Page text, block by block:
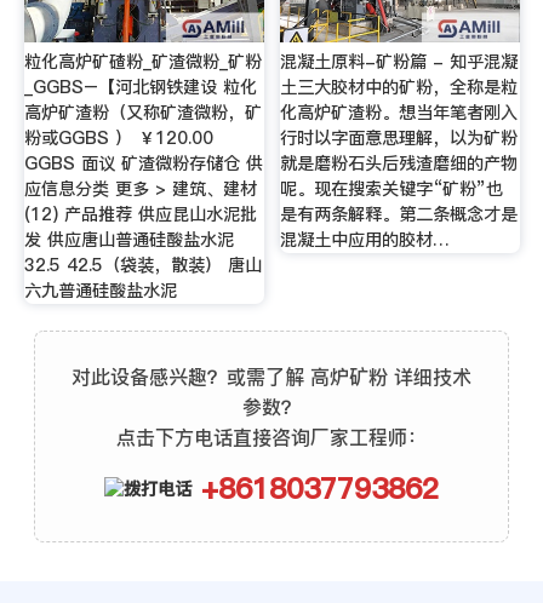
粒化高炉矿碴粉_矿渣微粉_矿粉
_GGBS–【河北钢铁建设 粒化
高炉矿渣粉（又称矿渣微粉，矿
粉或GGBS ） ￥120.00
GGBS 面议 矿渣微粉存储仓 供
应信息分类 更多 > 建筑、建材
(12) 产品推荐 供应昆山水泥批
发 供应唐山普通硅酸盐水泥
32.5 42.5（袋装，散装） 唐山
六九普通硅酸盐水泥
混凝土原料-矿粉篇 - 知乎混凝
土三大胶材中的矿粉，全称是粒
化高炉矿渣粉。想当年笔者刚入
行时以字面意思理解，以为矿粉
就是磨粉石头后残渣磨细的产物
呢。现在搜索关键字“矿粉”也
是有两条解释。第二条概念才是
混凝土中应用的胶材…
对此设备感兴趣？或需了解 高炉矿粉 详细技术
参数？
点击下方电话直接咨询厂家工程师：
+8618037793862